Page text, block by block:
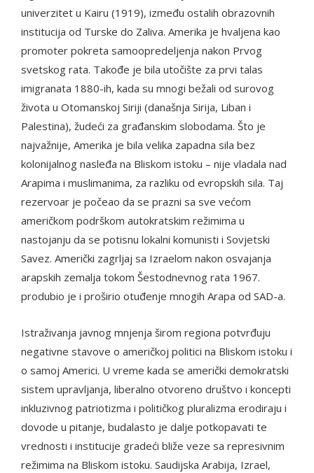
univerzitet u Kairu (1919), između ostalih obrazovnih
institucija od Turske do Zaliva. Amerika je hvaljena kao
promoter pokreta samoopredeljenja nakon Prvog
svetskog rata. Takođe je bila utočište za prvi talas
imigranata 1880-ih, kada su mnogi bežali od surovog
života u Otomanskoj Siriji (današnja Sirija, Liban i
Palestina), žudeći za građanskim slobodama. Što je
najvažnije, Amerika je bila velika zapadna sila bez
kolonijalnog nasleđa na Bliskom istoku – nije vladala nad
Arapima i muslimanima, za razliku od evropskih sila. Taj
rezervoar je počeao da se prazni sa sve većom
američkom podrškom autokratskim režimima u
nastojanju da se potisnu lokalni komunisti i Sovjetski
Savez. Američki zagrljaj sa Izraelom nakon osvajanja
arapskih zemalja tokom Šestodnevnog rata 1967.
produbio je i proširio otuđenje mnogih Arapa od SAD-a.
Istraživanja javnog mnjenja širom regiona potvrđuju
negativne stavove o američkoj politici na Bliskom istoku i
o samoj Americi. U vreme kada se američki demokratski
sistem upravljanja, liberalno otvoreno društvo i koncepti
inkluzivnog patriotizma i političkog pluralizma erodiraju i
dovode u pitanje, budalasto je dalje potkopavati te
vrednosti i institucije gradeći bliže veze sa represivnim
režimima na Bliskom istoku. Saudijska Arabija, Izrael,